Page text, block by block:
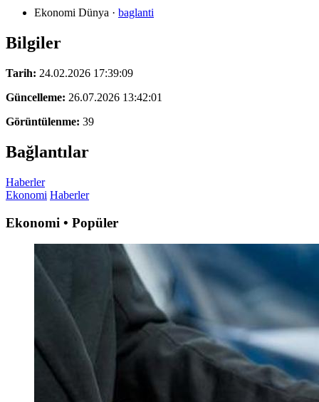
Ekonomi Dünya · baglanti
Bilgiler
Tarih: 24.02.2026 17:39:09
Güncelleme: 26.07.2026 13:42:01
Görüntülenme: 39
Bağlantılar
Haberler
Ekonomi Haberler
Ekonomi • Popüler